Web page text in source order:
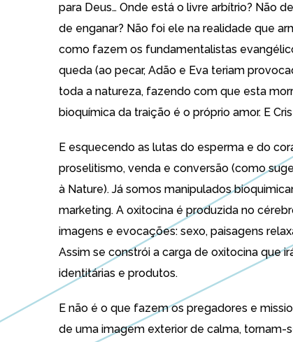
para Deus… Onde está o livre arbítrio? Não
de enganar? Não foi ele na realidade que
como fazem os fundamentalistas
queda (ao pecar, Adão e Eva teriam
toda a natureza, fazendo com que esta
bioquímica da traição é o próprio amor. E
E esquecendo as lutas do esperma e do
proselitismo, venda e conversão (como
à Nature). Já somos manipulados
marketing. A oxitocina é produzida no
imagens e evocações: sexo, paisagens
Assim se constrói a carga de oxitocina que
identitárias e produtos.
E não é o que fazem os pregadores e
de uma imagem exterior de calma, tornam-